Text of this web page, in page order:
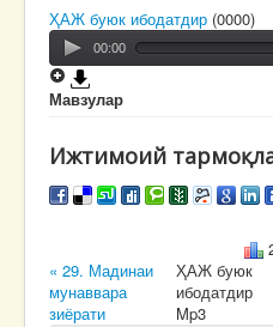
ҲАЖ буюк ибодатдир (0000)
00:00
Мавзулар
Ижтимоий
« 29. Мадинаи
мунаввара
зиёрати
ҲАЖ буюк
ибодатдир
Mp3